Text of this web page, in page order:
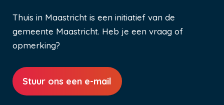
Thuis in Maastricht is een initiatief van de
gemeente Maastricht. Heb je een vraag of
opmerking?
Stuur ons een e-mail